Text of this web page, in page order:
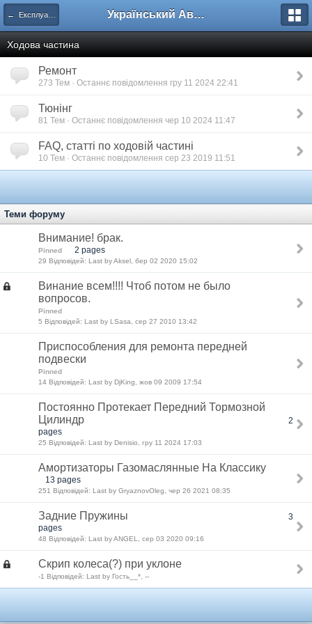
← Експлуатація, ремонт та удосконалення Український Автоклуб ВАЗ
Ходова частина
Ремонт
273 Тем · Останнє повідомлення гру 11 2024 22:41
Тюнінг
81 Тем · Останнє повідомлення чер 10 2024 11:47
FAQ, статті по ходовій частині
10 Тем · Останнє повідомлення сер 23 2019 11:51
Теми форуму
Внимание! брак.
Pinned 2 pages
29 Відповідей: Last by Aksel, бер 02 2020 15:02
Винание всем!!!! Чтоб потом не было
вопросов.
Pinned
5 Відповідей: Last by LSasa, сер 27 2010 13:42
Приспособления для ремонта передней
подвески
Pinned
14 Відповідей: Last by DjKing, жов 09 2009 17:54
Постоянно Протекает Передний Тормозной
Цилиндр
2
pages
25 Відповідей: Last by Denisio, гру 11 2024 17:03
Амортизаторы Газомаслянные На Классику
13 pages
251 Відповідей: Last by GryaznovOleg, чер 26 2021 08:35
Задние Пружины
3
pages
48 Відповідей: Last by ANGEL, сер 03 2020 09:16
Скрип колеса(?) при уклоне
-1 Відповідей: Last by Гость__*, --